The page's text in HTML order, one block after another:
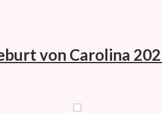
von Carolina